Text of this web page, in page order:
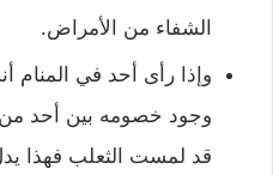
الشفاء من الأمراض.
وإذا رأى أحد في المنام
وجود خصومه بين أحد من
قد لمست الثعلب فهذا